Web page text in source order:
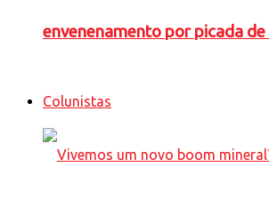
envenenamento por picada
Colunistas